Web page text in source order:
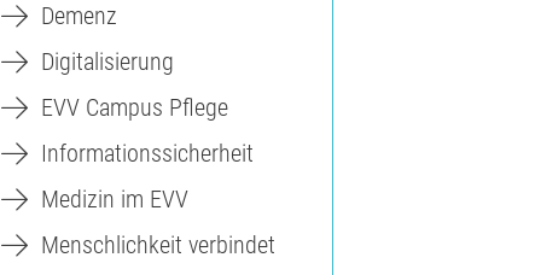
Demenz
Digitalisierung
EVV Campus Pflege
Informationssicherheit
Medizin im EVV
Menschlichkeit verbindet